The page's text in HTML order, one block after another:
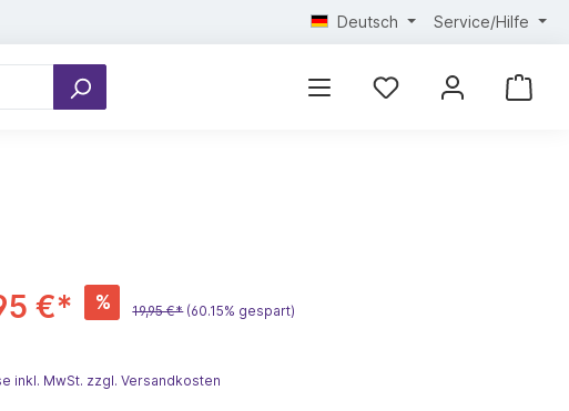
Deutsch Service/Hilfe
€* % 19,95 €* (60.15% gespart)
inkl. MwSt. zzgl. Versandkosten